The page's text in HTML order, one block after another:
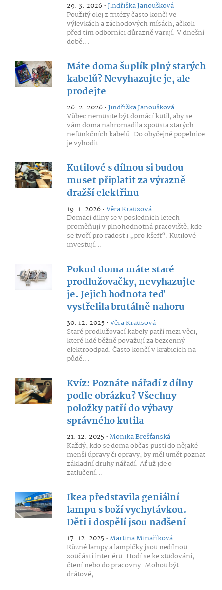
29. 3. 2026 •Jindřiška Janoušková
Použitý olej z fritézy často končí ve
výlevkách a záchodových mísách, ačkoli
před tím odborníci důrazně varují. V dnešní
době...
Máte doma šuplík plný starých
kabelů? Nevyhazujte je, ale
prodejte
26. 2. 2026 •Jindřiška Janoušková
Vůbec nemusíte být domácí kutil, aby se
vám doma nahromadila spousta starých
nefunkčních kabelů. Do obyčejné popelnice
je vyhodit...
Kutilové s dílnou si budou
muset připlatit za výrazně
dražší elektřinu
19. 1. 2026 •Věra Krausová
Domácí dílny se v posledních letech
proměňují v plnohodnotná pracoviště, kde
se tvoří pro radost i „pro kšeft“. Kutilové
investují...
Pokud doma máte staré
prodlužovačky, nevyhazujte
je. Jejich hodnota teď
vystřelila brutálně nahoru
30. 12. 2025 •Věra Krausová
Staré prodlužovací kabely patří mezi věci,
které lidé běžně považují za bezcenný
elektroodpad. Často končí v krabicích na
půdě...
Kvíz: Poznáte nářadí z dílny
podle obrázku? Všechny
položky patří do výbavy
správného kutila
21. 12. 2025 •Monika Brešťanská
Každý, kdo se doma občas pustí do nějaké
menší úpravy či opravy, by měl umět poznat
základní druhy nářadí. Ať už jde o
zatlučení...
Ikea představila geniální
lampu s boží vychytávkou.
Děti i dospělí jsou nadšení
17. 12. 2025 •Martina Minaříková
Různé lampy a lampičky jsou nedílnou
součástí interiéru. Hodí se ke studování,
čtení nebo do pracovny. Mohou být
drátové,...